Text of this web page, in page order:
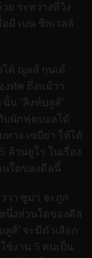
ย ระหว่างที่วิง
มี เบน ชิลเวลล์
ได้ ฌูลส์ กุนเด้
งทัพ ถึงแม้ว่า
น “สิงห์บลูส์”
บนักฟุตบอลได้
ทาง เซบีย่า ให้ได้
ล้านยูโร ในเรื่อง
นใดของดีลนี้
ว่า ซูม่า จะถูก
นึ่งส่วนใดของดีล
ส์” จะมีตัวเลือก
ช้งาน 5 คนเป็น